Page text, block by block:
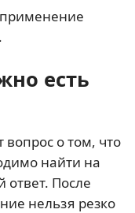
есть
вопрос о том, что
найти на
После
нельзя резко